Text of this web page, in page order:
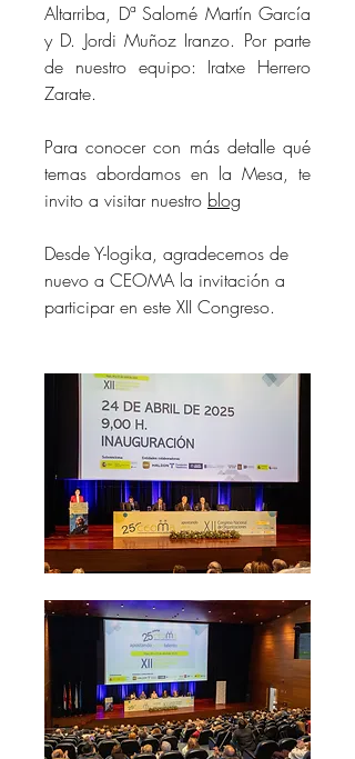
Altarriba, Dª Salomé Martín García
y D. Jordi Muñoz Iranzo. Por parte
de nuestro equipo: Iratxe Herrero
Zarate.
Para conocer con más detalle qué
temas abordamos en la Mesa, te
invito a visitar nuestro blog
Desde Y-logika, agradecemos de
nuevo a CEOMA la invitación a
participar en este XII Congreso.